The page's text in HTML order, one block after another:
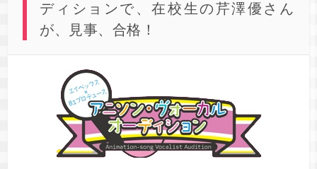
ディションで、在校生の芹澤優さん
が、見事、合格！